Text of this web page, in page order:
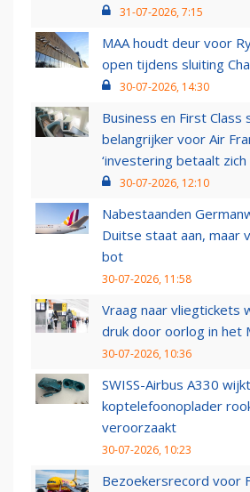
31-07-2026, 7:15
MAA houdt deur voor
open tijdens sluiting
30-07-2026, 14:30
Business en First Class
belangrijker voor Air
‘investering betaalt zich
30-07-2026, 12:10
Nabestaanden
Duitse staat aan, maar
bot
30-07-2026, 11:58
Vraag naar vliegtickets
druk door oorlog in het
30-07-2026, 10:36
SWISS-Airbus A330
koptelefoonoplader
veroorzaakt
30-07-2026, 10:23
Bezoekersrecord voor